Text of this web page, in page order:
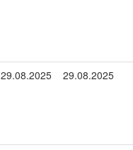
29.08.2025 29.08.2025